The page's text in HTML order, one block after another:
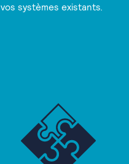
vos systèmes existants.